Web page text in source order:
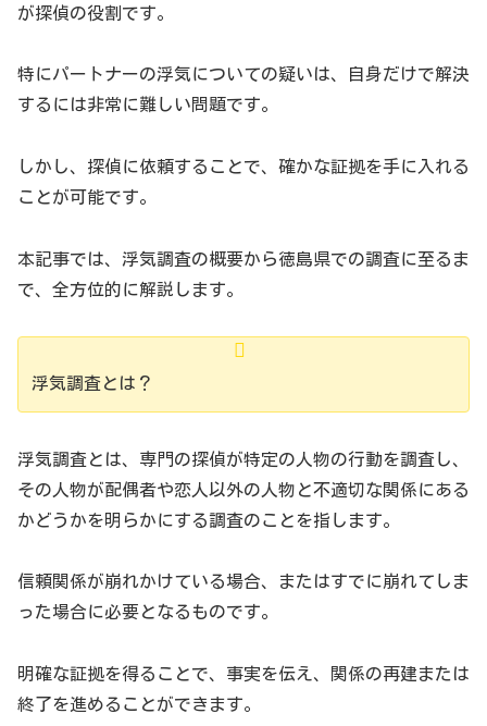
が探偵の役割です。
特にパートナーの浮気についての疑いは、自身だけで解決
するには非常に難しい問題です。
しかし、探偵に依頼することで、確かな証拠を手に入れる
ことが可能です。
本記事では、浮気調査の概要から徳島県での調査に至るま
で、全方位的に解説します。
浮気調査とは？
浮気調査とは、専門の探偵が特定の人物の行動を調査し、
その人物が配偶者や恋人以外の人物と不適切な関係にある
かどうかを明らかにする調査のことを指します。
信頼関係が崩れかけている場合、またはすでに崩れてしま
った場合に必要となるものです。
明確な証拠を得ることで、事実を伝え、関係の再建または
終了を進めることができます。